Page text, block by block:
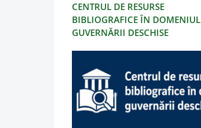
CENTRUL DE RESURSE
BIBLIOGRAFICE ÎN DOMENIUL
GUVERNĂRII DESCHISE